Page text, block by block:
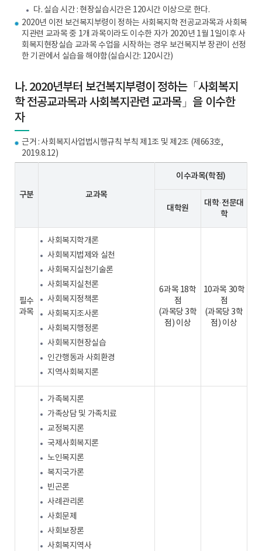
다. 실습 시간 : 현장실습시간은 120시간 이상으로 한다.
2020년 이전 보건복지부령이 정하는 사회복지학 전공교과목과 사회복
지관련 교과목 중 1개 과목이라도 이수한 자가 2020년 1월 1일이후 사
회복지현장실습 교과목 수업을 시작하는 경우 보건복지부 장관이 선정
한 기관에서 실습을 해야함(실습시간: 120시간)
나. 2020년부터 보건복지부령이 정하는「사회복지
학 전공교과목과 사회복지관련 교과목」을 이수한
자
근거 : 사회복지사업법시행규칙 부칙 제1조 및 제2조 (제663호,
2019.8.12)
구분 교과목
이수과목(학점)
대학원
대학·전문대
학
필수
과목
사회복지학개론
사회복지법제와 실천
사회복지실천기술론
사회복지실천론
사회복지정책론
사회복지조사론
사회복지행정론
사회복지현장실습
인간행동과 사회환경
지역사회복지론
6과목 18학
점
(과목당 3학
점) 이상
10과목 30학
점
(과목당 3학
점) 이상
가족복지론
가족상담 및 가족치료
교정복지론
국제사회복지론
노인복지론
복지국가론
빈곤론
사례관리론
사회문제
사회보장론
사회복지역사